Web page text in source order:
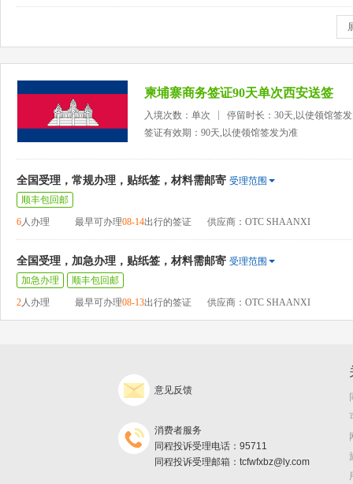
柬埔寨商务签证90天单次西安送签
入境次数：单次
停留时长：30天,以使领馆签
签证有效期：90天,以使领馆签发为准
全国受理，常规办理，贴纸签，材料需邮寄 受理范围
顺丰包回邮
6人办理 最早可办理08-14出行的签证 供应商：OTC SHAANXI
全国受理，加急办理，贴纸签，材料需邮寄 受理范围
加急办理
顺丰包回邮
2人办理 最早可办理08-13出行的签证 供应商：OTC SHAANXI
意见反馈
消费者服务
同程投诉受理电话：95711
同程投诉受理邮箱：tcfwfxbz@ly.com